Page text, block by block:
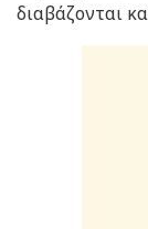
διαβάζονται